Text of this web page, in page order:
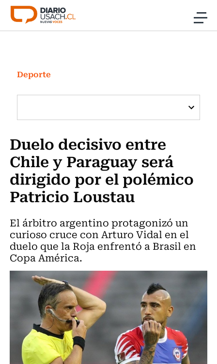
Click acá para ir directamente al contenido
Investigación
Cultura
Programas Radio y TV Usach
Deporte
Duelo decisivo entre
Chile y Paraguay será
dirigido por el polémico
Patricio Loustau
El árbitro argentino protagonizó un
curioso cruce con Arturo Vidal en el
duelo que la Roja enfrentó a Brasil en
Copa América.